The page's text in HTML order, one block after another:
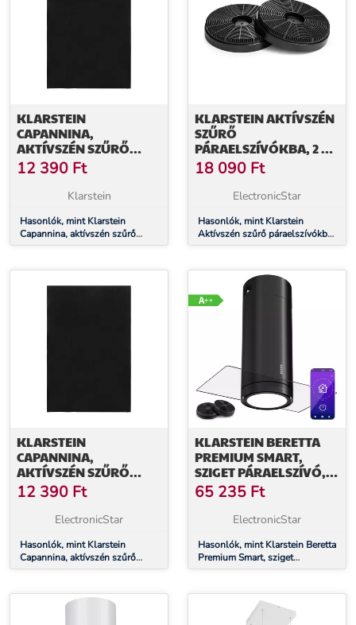
KLARSTEIN
CAPANNINA,
AKTÍVSZÉN SZŰRŐ
PÁRAELSZÍVÓKBA, 4 X
SZŰRŐ,
LÉGKERINGETÉS
12 390 Ft
Klarstein
Hasonlók, mint Klarstein
Capannina, aktívszén szűrő
páraelszívókba, 4 x szűrő,
KLARSTEIN AKTÍVSZÉN
SZŰRŐ
PÁRAELSZÍVÓKBA, 2 ×
SZŰRŐ,
LÉGKERINGETÉS
18 090 Ft
ElectronicStar
Hasonlók, mint Klarstein
Aktívszén szűrő páraelszívókba,
2 × szűrő, légkeringetés
KLARSTEIN
CAPANNINA,
AKTÍVSZÉN SZŰRŐ
PÁRAELSZÍVÓKBA, 4 X
SZŰRŐ,
LÉGKERINGETÉS
12 390 Ft
ElectronicStar
Hasonlók, mint Klarstein
Capannina, aktívszén szűrő
páraelszívókba, 4 x szűrő,
KLARSTEIN BERETTA
PREMIUM SMART,
SZIGET PÁRAELSZÍVÓ,
544 M³/H,
ALKALMAZÁS,
ELSZÍVÁS/
SZŰRŐ
65 235 Ft
ElectronicStar
Hasonlók, mint Klarstein Beretta
Premium Smart, sziget
páraelszívó, 544 m³/h,
elszívás/légkeringetés, LED,
aktívszenes szűrő